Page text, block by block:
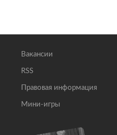
Вакансии
RSS
Правовая информация
Мини-игры